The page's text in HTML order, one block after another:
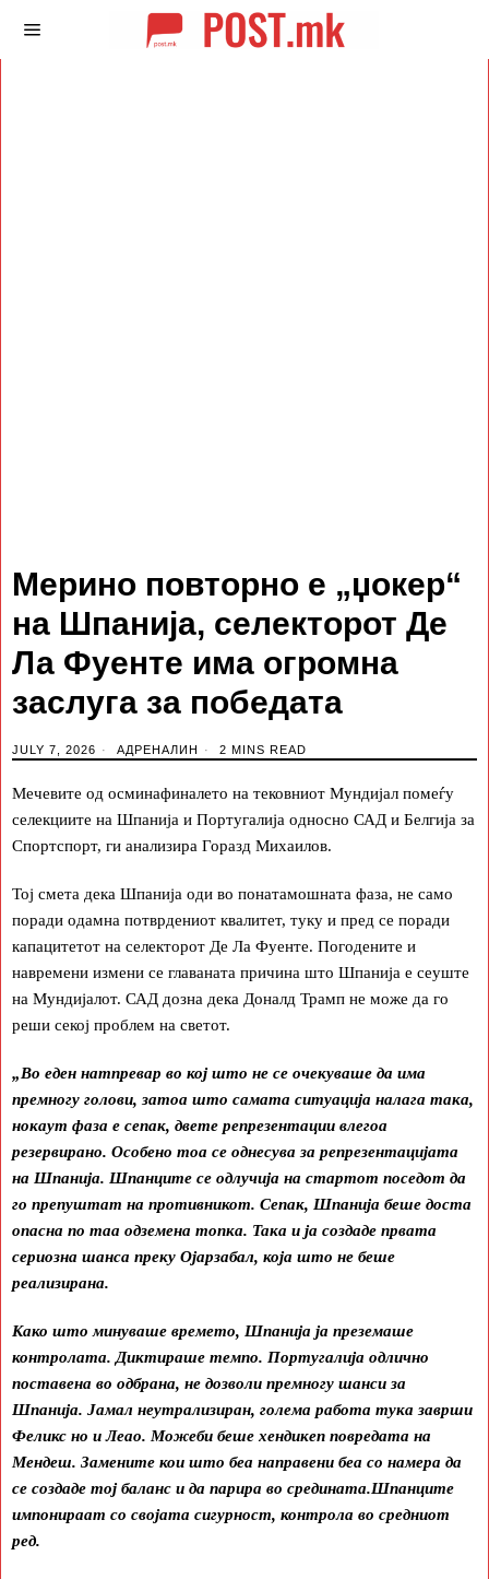
Мерино повторно е „џокер“
на Шпанија, селекторот Де
Ла Фуенте има огромна
заслуга за победата
JULY 7, 2026 АДРЕНАЛИН 2 MINS READ
Мечевите од осминафиналето на тековниот Мундијал помеѓу
селекциите на Шпанија и Португалија односно САД и Белгија за
Спортспорт, ги анализира Горазд Михаилов.
Тој смета дека Шпанија оди во понатамошната фаза, не само
поради одамна потврдениот квалитет, туку и пред се поради
капацитетот на селекторот Де Ла Фуенте. Погодените и
навремени измени се главаната причина што Шпанија е сеуште
на Мундијалот. САД дозна дека Доналд Трамп не може да го
реши секој проблем на светот.
„Во еден натпревар во кој што не се очекуваше да има
премногу голови, затоа што самата ситуација налага така,
нокаут фаза е сепак, двете репрезентации влегоа
резервирано. Особено тоа се однесува за репрезентацијата
на Шпанија. Шпанците се одлучија на стартот поседот да
го препуштат на противникот. Сепак, Шпанија беше доста
опасна по таа одземена топка. Така и ја создаде првата
сериозна шанса преку Ојарзабал, која што не беше
реализирана.
Како што минуваше времето, Шпанија ја преземаше
контролата. Диктираше темпо. Португалија одлично
поставена во одбрана, не дозволи премногу шанси за
Шпанија. Јамал неутрализиран, голема работа тука заврши
Феликс но и Леао. Можеби беше хендикеп повредата на
Мендеш. Замените кои што беа направени беа со намера да
се создаде тој баланс и да парира во средината.Шпанците
импонираат со својата сигурност, контрола во средниот
ред.